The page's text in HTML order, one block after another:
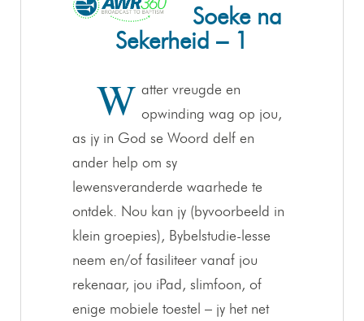
Soeke na
Sekerheid – 1
W atter vreugde en
opwinding wag op jou,
as jy in God se Woord delf en
ander help om sy
lewensveranderde waarhede te
ontdek. Nou kan jy (byvoorbeeld in
klein groepies), Bybelstudie-lesse
neem en/of fasiliteer vanaf jou
rekenaar, jou iPad, slimfoon, of
enige mobiele toestel – jy het net